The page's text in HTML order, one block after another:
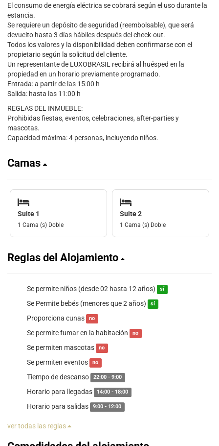
El consumo de energía eléctrica se cobrará según el uso durante la
estancia.
Se requiere un depósito de seguridad (reembolsable), que será
devuelto hasta 3 días hábiles después del check-out.
Todos los valores y la disponibilidad deben confirmarse con el
propietario según la solicitud del cliente.
Un representante de LUXOBRASIL recibirá al huésped en la
propiedad en un horario previamente programado.
Entrada: a partir de las 15:00 h
Salida: hasta las 11:00 h
REGLAS DEL INMUEBLE:
Prohibidas fiestas, eventos, celebraciones, after-parties y
mascotas.
Capacidad máxima: 4 personas, incluyendo niños.
Camas
Suite 1
1 Cama (s) Doble
Suite 2
1 Cama (s) Doble
Reglas del Alojamiento
Se permite niños (desde 02 hasta 12 años) sí
Se Permite bebés (menores que 2 años) sí
Proporciona cunas no
Se permite fumar en la habitación no
Se permiten mascotas no
Se permiten eventos no
Tiempo de descanso 22:00 - 9:00
Horario para llegadas 14:00 - 18:00
Horario para salidas 9:00 - 12:00
ver todas las reglas